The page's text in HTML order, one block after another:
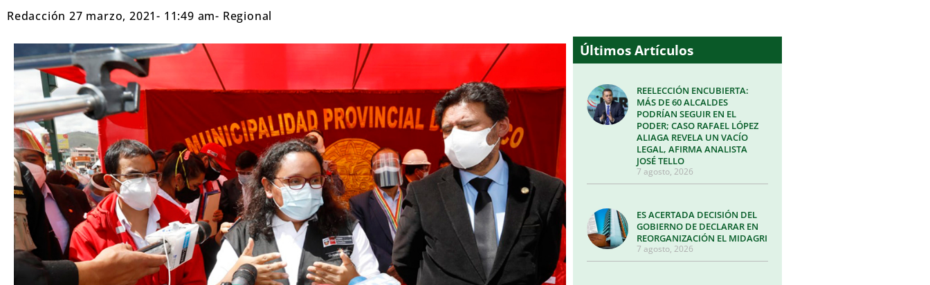
Redacción 27 marzo, 2021- 11:49 am- Regional
Últimos Artículos
REELECCIÓN ENCUBIERTA:
MÁS DE 60 ALCALDES
PODRÍAN SEGUIR EN EL
PODER; CASO RAFAEL LÓPEZ
ALIAGA REVELA UN VACÍO
LEGAL, AFIRMA ANALISTA
JOSÉ TELLO
7 agosto, 2026
ES ACERTADA DECISIÓN DEL
GOBIERNO DE DECLARAR EN
REORGANIZACIÓN EL MIDAGRI
7 agosto, 2026